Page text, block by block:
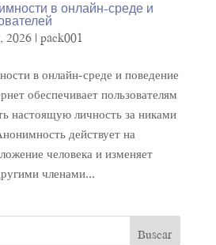
в онлайн-среде и
2026| pack001
в онлайн-среде и поведение
обеспечивает пользователям
настоящую личность за никами
действует на
человека и изменяет
членами...